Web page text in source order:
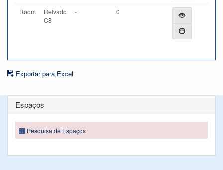
Room
Relvado
C8
- 0
Exportar para Excel
Espaços
Pesquisa de Espaços